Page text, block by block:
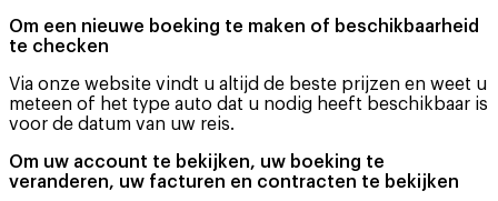
Om een nieuwe boeking te maken of beschikbaarheid
te checken
Via onze website vindt u altijd de beste prijzen en weet u
meteen of het type auto dat u nodig heeft beschikbaar is
voor de datum van uw reis.
Om uw account te bekijken, uw boeking te
veranderen, uw facturen en contracten te bekijken